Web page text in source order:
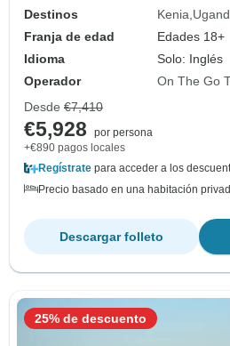
Destinos
Kenia
Franja de edad
Edades 18+
Idioma
Solo: Inglés
Operador
On The Go
Desde €7,410
€5,928
por persona
+€890 pagos locales
Regístrate para acceder a los
Precio basado en una habitación
Descargar folleto
25% de descuento